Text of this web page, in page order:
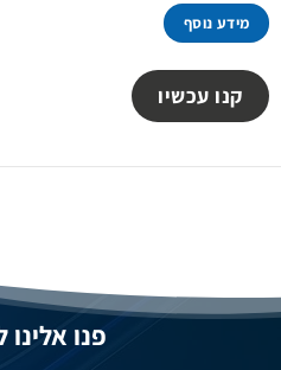
היה:
89.00 ₪.מידע נוסף
קנו עכשיו
פנו